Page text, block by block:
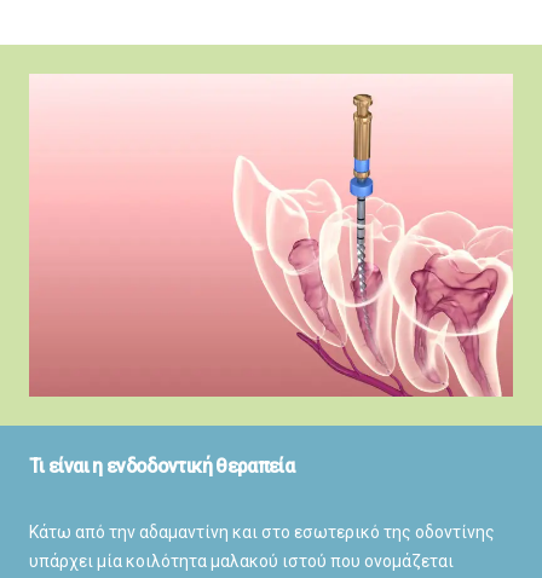
Τι είναι η ενδοδοντική θεραπεία
Κάτω από την αδαμαντίνη και στο εσωτερικό της οδοντίνης
υπάρχει μία κοιλότητα μαλακού ιστού που ονομάζεται